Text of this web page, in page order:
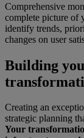
Comprehensive
complete picture of
identify trends,
changes on user
Building
Creating an
strategic planning
Your